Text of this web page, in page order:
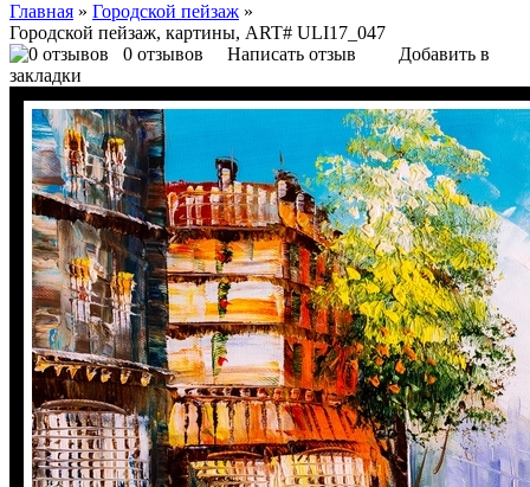
Главная » Городской пейзаж »
Городской пейзаж, картины, ART# ULI17_047
0 отзывов
Написать отзыв
Добавить в
закладки